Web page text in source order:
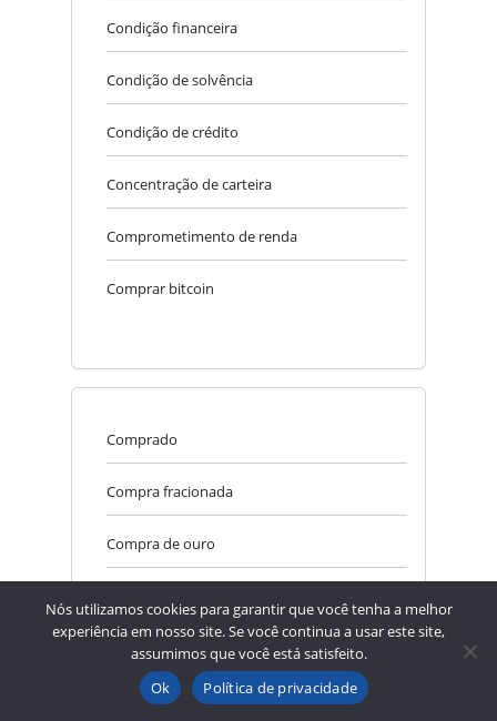
Condição financeira
Condição de solvência
Condição de crédito
Concentração de carteira
Comprometimento de renda
Comprar bitcoin
Comprado
Compra fracionada
Compra de ouro
Composição patrimonial
Composição de renda
Nós utilizamos cookies para garantir que você tenha a melhor
experiência em nosso site. Se você continua a usar este site,
assumimos que você está satisfeito.
Ok
Política de privacidade